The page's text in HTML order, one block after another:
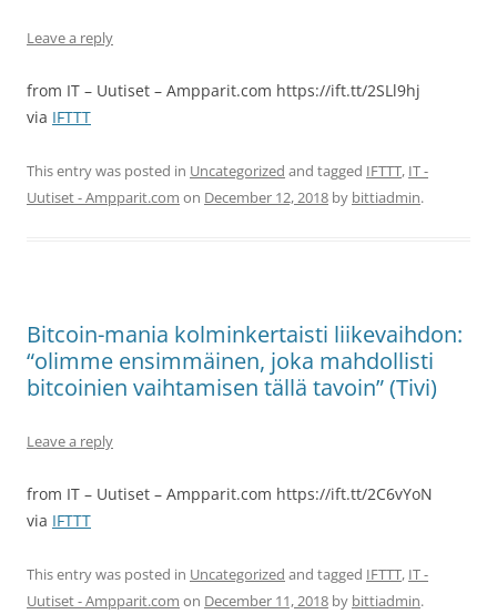
Leave a reply
from IT – Uutiset – Ampparit.com https://ift.tt/2SLl9hj
via IFTTT
This entry was posted in Uncategorized and tagged IFTTT, IT -
Uutiset - Ampparit.com on December 12, 2018 by bittiadmin.
Bitcoin-mania kolminkertaisti liikevaihdon:
“olimme ensimmäinen, joka mahdollisti
bitcoinien vaihtamisen tällä tavoin” (Tivi)
Leave a reply
from IT – Uutiset – Ampparit.com https://ift.tt/2C6vYoN
via IFTTT
This entry was posted in Uncategorized and tagged IFTTT, IT -
Uutiset - Ampparit.com on December 11, 2018 by bittiadmin.